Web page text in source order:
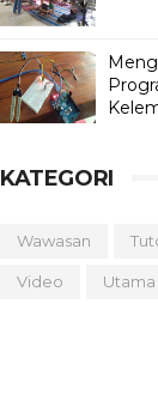
KATEGORI
Wawasan
Video Utama